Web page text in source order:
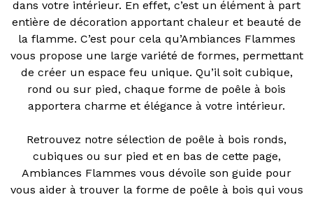
dans votre intérieur. En effet, c’est un élément à part
entière de décoration apportant chaleur et beauté de
la flamme. C’est pour cela qu’Ambiances Flammes
vous propose une large variété de formes, permettant
de créer un espace feu unique. Qu’il soit cubique,
rond ou sur pied, chaque forme de poêle à bois
apportera charme et élégance à votre intérieur.
Retrouvez notre sélection de poêle à bois ronds,
cubiques ou sur pied et en bas de cette page,
Ambiances Flammes vous dévoile son guide pour
vous aider à trouver la forme de poêle à bois qui vous